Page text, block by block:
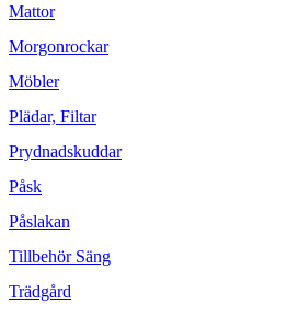
Mattor
Morgonrockar
Möbler
Plädar, Filtar
Prydnadskuddar
Påsk
Påslakan
Tillbehör Säng
Trädgård